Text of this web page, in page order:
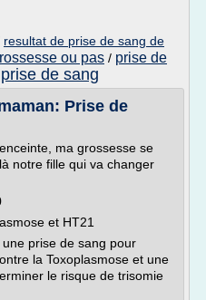
resultat de prise de sang de
ou pas / prise de
de sang
Prise de
ma grossesse se
notre fille qui va changer
et HT21
prise de sang pour
la Toxoplasmose et une
le risque de trisomie